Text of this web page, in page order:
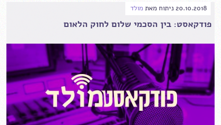
20.10.2018 ניתוח מאת מולד
פודקאסט: בין הסכמי שלום לחוק הלאום